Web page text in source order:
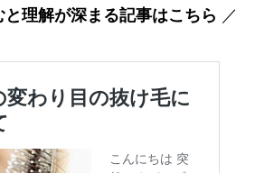
理解が深まる記事はこちら ／